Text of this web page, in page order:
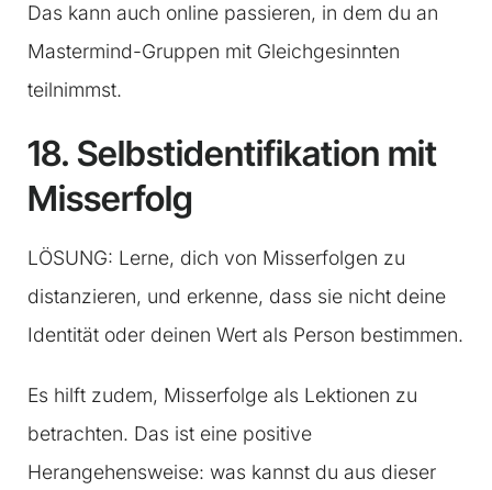
Das kann auch online passieren, in dem du an
Mastermind-Gruppen mit Gleichgesinnten
teilnimmst.
18. Selbstidentifikation mit
Misserfolg
LÖSUNG: Lerne, dich von Misserfolgen zu
distanzieren, und erkenne, dass sie nicht deine
Identität oder deinen Wert als Person bestimmen.
Es hilft zudem, Misserfolge als Lektionen zu
betrachten. Das ist eine positive
Herangehensweise: was kannst du aus dieser